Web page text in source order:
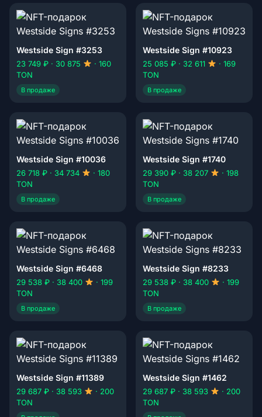
Westside Sign #3253
23 749 ₽ · 30 875
· 160
TON
В продаже
Westside Sign #10923
25 085 ₽ · 32 611
· 169
TON
В продаже
Westside Sign #10036
26 718 ₽ · 34 734
· 180
TON
В продаже
Westside Sign #1740
29 390 ₽ · 38 207
· 198
TON
В продаже
Westside Sign #6468
29 538 ₽ · 38 400
· 199
TON
В продаже
Westside Sign #8233
29 538 ₽ · 38 400
· 199
TON
В продаже
Westside Sign #11389
29 687 ₽ · 38 593
· 200
TON
Westside Sign #1462
29 687 ₽ · 38 593
· 200
TON